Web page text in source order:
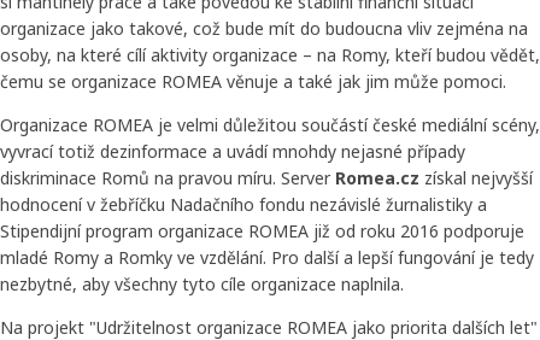
organizace jako takové, což bude mít do budoucna vliv zejména na
osoby, na které cílí aktivity organizace – na Romy, kteří budou vědět,
čemu se organizace ROMEA věnuje a také jak jim může pomoci.
Organizace ROMEA je velmi důležitou součástí české mediální scény,
vyvrací totiž dezinformace a uvádí mnohdy nejasné případy
diskriminace Romů na pravou míru. Server Romea.cz získal nejvyšší
hodnocení v žebříčku Nadačního fondu nezávislé žurnalistiky a
Stipendijní program organizace ROMEA již od roku 2016 podporuje
mladé Romy a Romky ve vzdělání. Pro další a lepší fungování je tedy
nezbytné, aby všechny tyto cíle organizace naplnila.
Na projekt "Udržitelnost organizace ROMEA jako priorita dalších let"